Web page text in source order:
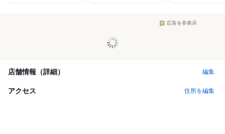
広告を非表示
店舗情報（詳細） 編集
アクセス 住所を編集